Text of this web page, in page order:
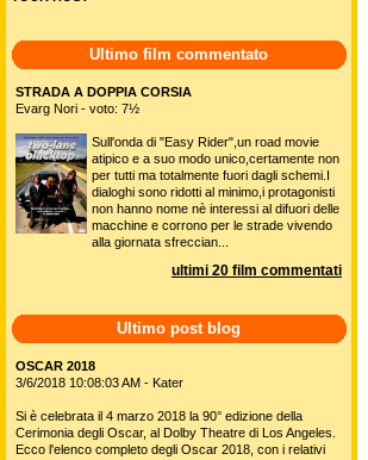
Ultimo film commentato
STRADA A DOPPIA CORSIA
Evarg Nori - voto: 7½
Sull'onda di "Easy Rider",un road movie
atipico e a suo modo unico,certamente non
per tutti ma totalmente fuori dagli schemi.I
dialoghi sono ridotti al minimo,i protagonisti
non hanno nome nè interessi al difuori delle
macchine e corrono per le strade vivendo
alla giornata sfreccian...
ultimi 20 film commentati
Ultimo post blog
OSCAR 2018
3/6/2018 10:08:03 AM - Kater
Si è celebrata il 4 marzo 2018 la 90° edizione della
Cerimonia degli Oscar, al Dolby Theatre di Los Angeles.
Ecco l'elenco completo degli Oscar 2018, con i relativi